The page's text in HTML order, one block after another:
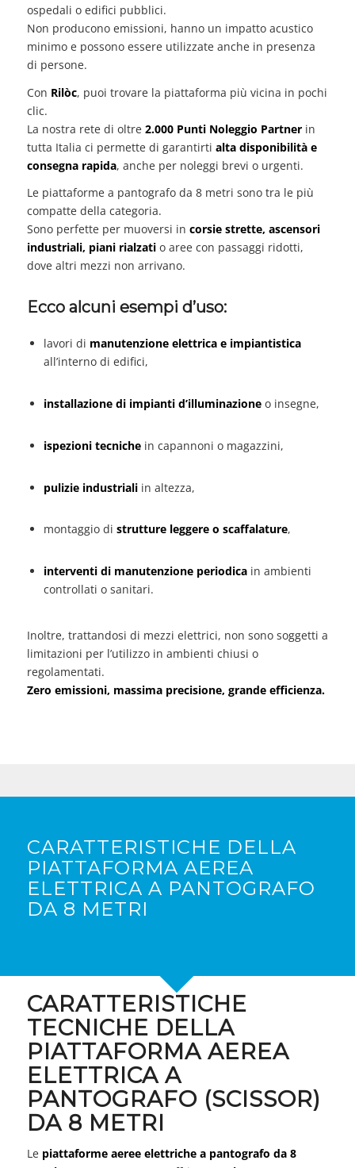
ospedali o edifici pubblici.
Non producono emissioni, hanno un impatto acustico
minimo e possono essere utilizzate anche in presenza
di persone.
Con Rilòc, puoi trovare la piattaforma più vicina in pochi
clic.
La nostra rete di oltre 2.000 Punti Noleggio Partnerin
tutta Italia ci permette di garantirti alta disponibilità e
consegna rapida, anche per noleggi brevi o urgenti.
Le piattaforme a pantografo da 8 metri sono tra le più
compatte della categoria.
Sono perfette per muoversi in corsie strette, ascensori
industriali, piani rialzatio aree con passaggi ridotti,
dove altri mezzi non arrivano.
Ecco alcuni esempi d’uso:
lavori di manutenzione elettrica e impiantistica
all’interno di edifici,
installazione di impianti d’illuminazioneo insegne,
ispezioni tecnichein capannoni o magazzini,
pulizie industrialiin altezza,
montaggio di strutture leggere o scaffalature,
interventi di manutenzione periodicain ambienti
controllati o sanitari.
Inoltre, trattandosi di mezzi elettrici, non sono soggetti a
limitazioni per l’utilizzo in ambienti chiusi o
regolamentati.
Zero emissioni, massima precisione, grande efficienza.
CARATTERISTICHE DELLA
PIATTAFORMA AEREA
ELETTRICA A PANTOGRAFO
DA 8 METRI
CARATTERISTICHE
TECNICHE DELLA
PIATTAFORMA AEREA
ELETTRICA A
PANTOGRAFO (SCISSOR)
DA 8 METRI
Le piattaforme aeree elettriche a pantografo da 8